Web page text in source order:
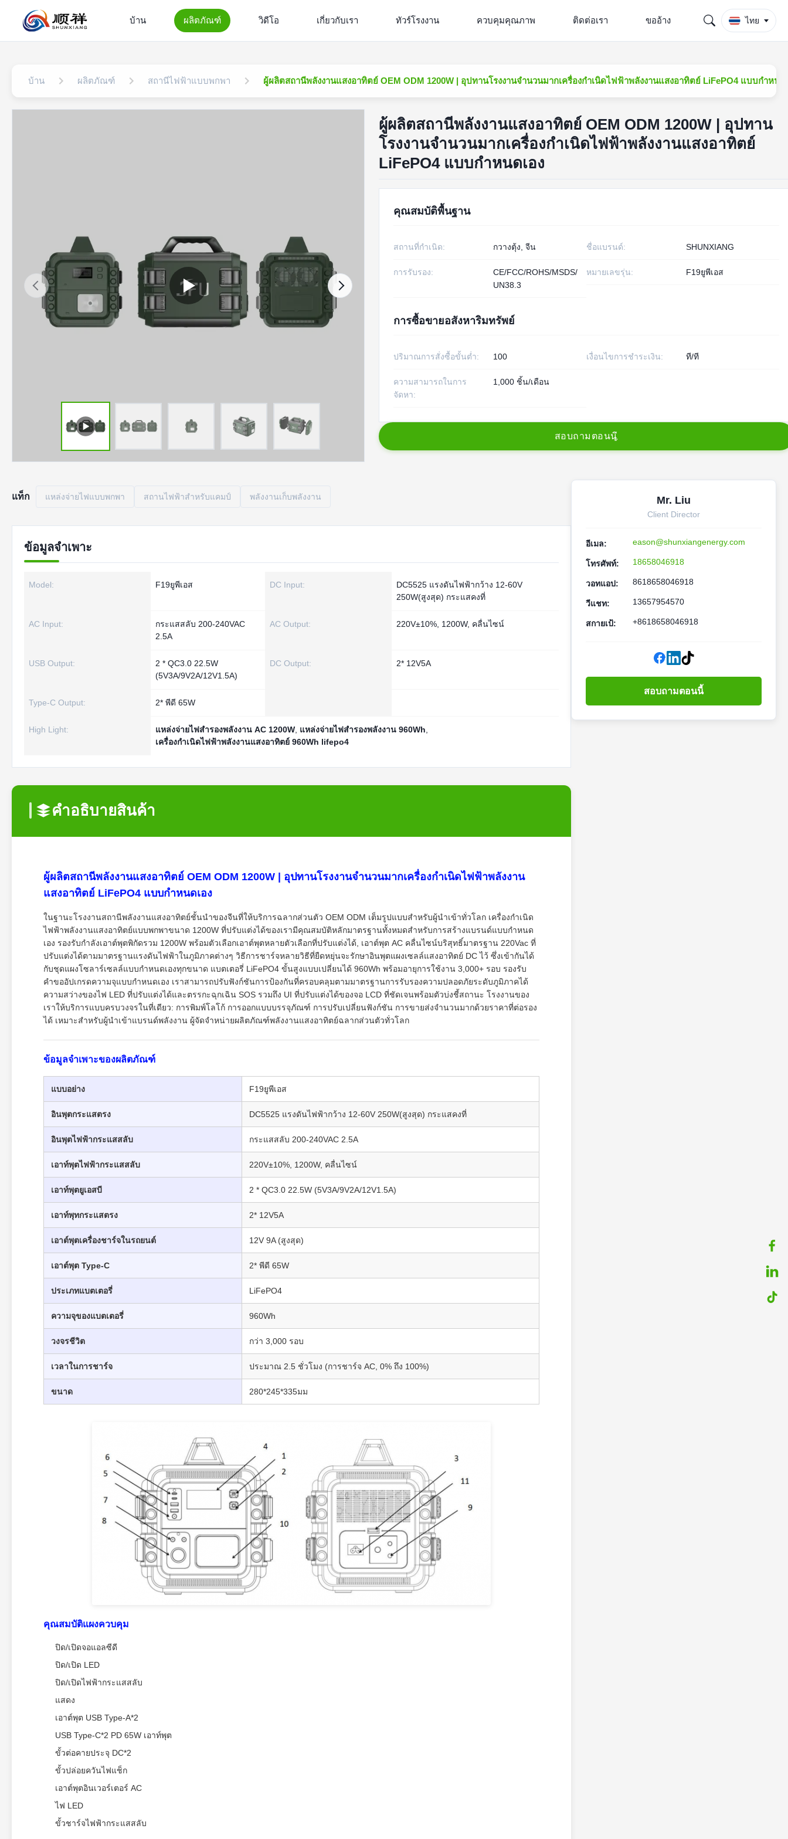
บ้าน ผลิตภัณฑ์ วิดีโอ เกี่ยวกับเรา ทัวร์โรงงาน ควบคุมคุณภาพ ติดต่อเรา ขออ้าง ไทย
บ้าน ผลิตภัณฑ์ สถานีไฟฟ้าแบบพกพา ผู้ผลิตสถานีพลังงานแสงอาทิตย์ OEM ODM 1200W | อุปทานโรงงานจำนวนมากเครื่องกำเนิดไฟฟ้าพลังงานแสงอาทิตย์ LiFePO4 แบบกำหนด
ผู้ผลิตสถานีพลังงานแสงอาทิตย์ OEM ODM 1200W | อุปทาน
โรงงานจำนวนมากเครื่องกำเนิดไฟฟ้าพลังงานแสงอาทิตย์
LiFePO4 แบบกำหนดเอง
คุณสมบัติพื้นฐาน
สถานที่กำเนิด: กวางตุ้ง, จีน ชื่อแบรนด์: SHUNXIANG
การรับรอง:
CE/FCC/ROHS/MSDS/
UN38.3
หมายเลขรุ่น: F19ยูพีเอส
การซื้อขายอสังหาริมทรัพย์
ปริมาณการสั่งซื้อขั้นต่ำ: 100 เงื่อนไขการชำระเงิน: ที/ที
ความสามารถในการ
จัดหา:
1,000 ชิ้น/เดือน
สอบถาม ตอนน
แท็ก แหล่งจ่ายไฟแบบพกพา สถานไฟฟ้าสําหรับแคมป์ พลังงานเก็บพลังงาน
ข้อมูลจำเพาะ
Model: F19ยูพีเอส DC Input:
DC5525 แรงดันไฟฟ้ากว้าง 12-60V
250W(สูงสุด) กระแสคงที่
AC Input:
กระแสสลับ 200-240VAC
2.5A
AC Output: 220V±10%, 1200W, คลื่นไซน์
USB Output:
2 * QC3.0 22.5W
(5V3A/9V2A/12V1.5A)
DC Output: 2* 12V5A
Type-C Output: 2* พีดี 65W
High Light: แหล่งจ่ายไฟสำรองพลังงาน AC 1200W แหล่งจ่ายไฟสำรองพลังงาน 960Wh
เครื่องกำเนิดไฟฟ้าพลังงานแสงอาทิตย์ 960Wh lifepo4
คําอธิบายสินค้า
ผู้ผลิตสถานีพลังงานแสงอาทิตย์ OEM ODM 1200W | อุปทานโรงงานจำนวนมากเครื่องกำเนิดไฟฟ้าพลังงาน
แสงอาทิตย์ LiFePO4 แบบกำหนดเอง
ในฐานะโรงงานสถานีพลังงานแสงอาทิตย์ชั้นนำของจีนที่ให้บริการฉลากส่วนตัว OEM ODM เต็มรูปแบบสำหรับผู้นำเข้าทั่วโลก เครื่องกำเนิด
ไฟฟ้าพลังงานแสงอาทิตย์แบบพกพาขนาด 1200W ที่ปรับแต่งได้ของเรามีคุณสมบัติหลักมาตรฐานทั้งหมดสำหรับการสร้างแบรนด์แบบกำหนด
เอง รองรับกำลังเอาต์พุตพิกัดรวม 1200W พร้อมตัวเลือกเอาต์พุตหลายตัวเลือกที่ปรับแต่งได้, เอาต์พุต AC คลื่นไซน์บริสุทธิ์มาตรฐาน 220Vac ที่
ปรับแต่งได้ตามมาตรฐานแรงดันไฟฟ้าในภูมิภาคต่างๆ วิธีการชาร์จหลายวิธีที่ยืดหยุ่นจะรักษาอินพุตแผงเซลล์แสงอาทิตย์ DC ไว้ ซึ่งเข้ากันได้
กับชุดแผงโซลาร์เซลล์แบบกำหนดเองทุกขนาด แบตเตอรี่ LiFePO4 ขั้นสูงแบบเปลี่ยนได้ 960Wh พร้อมอายุการใช้งาน 3,000+ รอบ รองรับ
คำขออัปเกรดความจุแบบกำหนดเอง เราสามารถปรับฟังก์ชันการป้องกันที่ครอบคลุมตามมาตรฐานการรับรองความปลอดภัยระดับภูมิภาคได้
ความสว่างของไฟ LED ที่ปรับแต่งได้และตรรกะฉุกเฉิน SOS รวมถึง UI ที่ปรับแต่งได้ของจอ LCD ที่ชัดเจนพร้อมตัวบ่งชี้สถานะ โรงงานของ
เราให้บริการแบบครบวงจรในที่เดียว: การพิมพ์โลโก้ การออกแบบบรรจุภัณฑ์ การปรับเปลี่ยนฟังก์ชัน การขายส่งจำนวนมากด้วยราคาที่ต่อรอง
ได้ เหมาะสำหรับผู้นำเข้าแบรนด์พลังงาน ผู้จัดจำหน่ายผลิตภัณฑ์พลังงานแสงอาทิตย์ฉลากส่วนตัวทั่วโลก
ข้อมูลจำเพาะของผลิตภัณฑ์
แบบอย่าง F19ยูพีเอส
อินพุตกระแสตรง DC5525 แรงดันไฟฟ้ากว้าง 12-60V 250W(สูงสุด) กระแสคงที่
อินพุตไฟฟ้ากระแสสลับ กระแสสลับ 200-240VAC 2.5A
เอาท์พุตไฟฟ้ากระแสสลับ 220V±10%, 1200W, คลื่นไซน์
เอาท์พุตยูเอสบี 2 * QC3.0 22.5W (5V3A/9V2A/12V1.5A)
เอาท์พุทกระแสตรง 2* 12V5A
เอาต์พุตเครื่องชาร์จในรถยนต์ 12V 9A (สูงสุด)
เอาต์พุต Type-C 2* พีดี 65W
ประเภทแบตเตอรี่ LiFePO4
ความจุของแบตเตอรี่ 960Wh
วงจรชีวิต กว่า 3,000 รอบ
เวลาในการชาร์จ ประมาณ 2.5 ชั่วโมง (การชาร์จ AC, 0% ถึง 100%)
ขนาด 280*245*335มม
คุณสมบัติแผงควบคุม
ปิด/เปิดจอแอลซีดี
ปิด/เปิด LED
ปิด/เปิดไฟฟ้ากระแสสลับ
แสดง
เอาต์พุต USB Type-A*2
USB Type-C*2 PD 65W เอาท์พุต
ขั้วต่อคายประจุ DC*2
ขั้วปล่อยควันไฟแช็ก
เอาต์พุตอินเวอร์เตอร์ AC
ไฟ LED
ขั้วชาร์จไฟฟ้ากระแสสลับ
Mr. Liu
Client Director
อีเมล: eason@shunxiangenergy.com
โทรศัพท์: 18658046918
วอทแอป: 8618658046918
วีแชท: 13657954570
สกายเป้: +8618658046918
สอบถามตอนนี้